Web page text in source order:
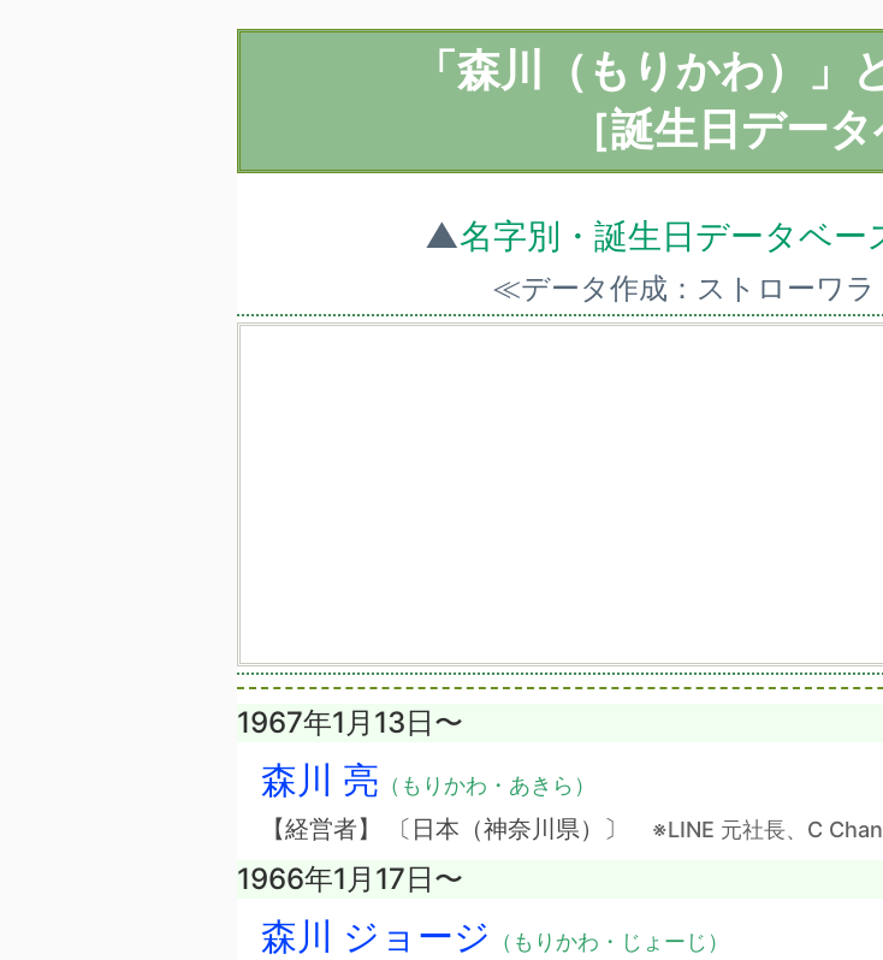
「森川（もりかわ）」
［誕生日データ
▲名字別・誕生日データベー
≪データ作成：ストローワ
1967年1月13日〜
森川 亮 （もりかわ・あきら）
【経営者】 〔日本（神奈川県）〕 ※LINE 元社長、C
1966年1月17日〜
森川 ジョージ （もりかわ・じょーじ）